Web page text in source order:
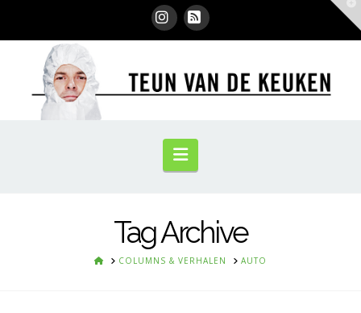
Instagram
RSS
Navigation
Tag Archive
HOMECOLUMNS & VERHALEN AUTO